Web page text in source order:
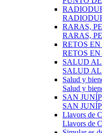
RARAS,
RARAS,
RETOS
RETOS
SALUD
SALUD
Salud y
Salud y
SAN
SAN
Llavors de
Llavors de